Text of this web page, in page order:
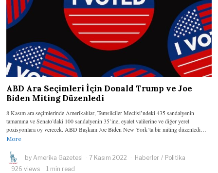
ABD Ara Seçimleri İçin Donald Trump ve Joe
Biden Miting Düzenledi
8 Kasım ara seçimlerinde Amerikalılar, Temsilciler Meclisi’ndeki 435 sandalyenin
tamamına ve Senato’daki 100 sandalyenin 35’ine, eyalet valilerine ve diğer yerel
pozisyonlara oy verecek. ABD Başkanı Joe Biden New York‘ta bir miting düzenledi…
More
byAmerika Gazetesi 7 Kasım 2022 Haberler / Politika
926 views
1 min read